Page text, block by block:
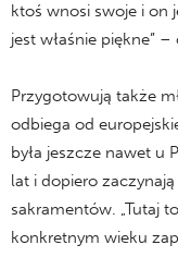
ktoś wnosi swoje i on
jest właśnie piękne”
Przygotowują także
odbiega od
była jeszcze nawet u
lat i dopiero
sakramentów. „Tutaj
konkretnym wieku